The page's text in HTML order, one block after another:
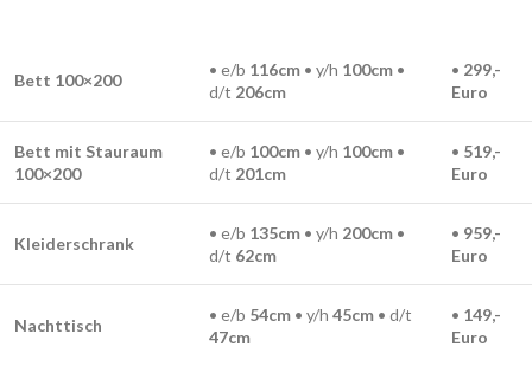
Bett 100×200
• e/b 116cm • y/h 100cm •
d/t 206cm
• 299,-
Euro
Bett mit Stauraum
100×200
• e/b 100cm • y/h 100cm •
d/t 201cm
• 519,-
Euro
Kleiderschrank
• e/b 135cm • y/h 200cm •
d/t 62cm
• 959,-
Euro
Nachttisch
• e/b 54cm • y/h 45cm • d/t
47cm
• 149,-
Euro